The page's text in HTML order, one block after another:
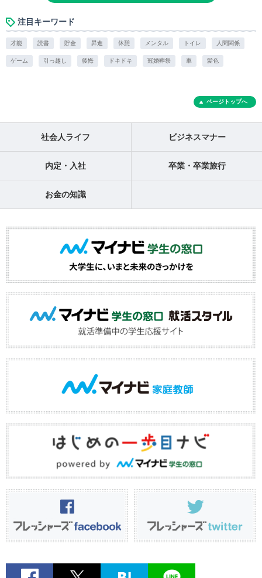
注目キーワード
才能 読書 貯金 昇進 休憩 メンタル トイレ 人間関係
ゲーム 引っ越し 後悔 ドキドキ 冠婚葬祭 車 髪色
ページトップへ
社会人ライフ ビジネスマナー
内定・入社 卒業・卒業旅行
お金の知識